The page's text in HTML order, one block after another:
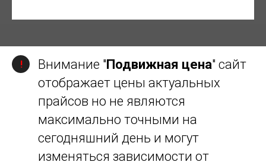
! Внимание " Подвижная цена" сайт
отображает цены актуальных
прайсов но не являются
максимально точными на
сегодняшний день и могут
изменяться зависимости от